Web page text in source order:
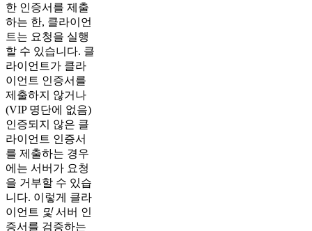
한 인증서를 제출
하는 한, 클라이언
트는 요청을 실행
할 수 있습니다. 클
라이언트가 클라
이언트 인증서를
제출하지 않거나
(VIP 명단에 없음)
인증되지 않은 클
라이언트 인증서
를 제출하는 경우
에는 서버가 요청
을 거부할 수 있습
니다. 이렇게 클라
이언트 및서버 인
증서를 검증하는